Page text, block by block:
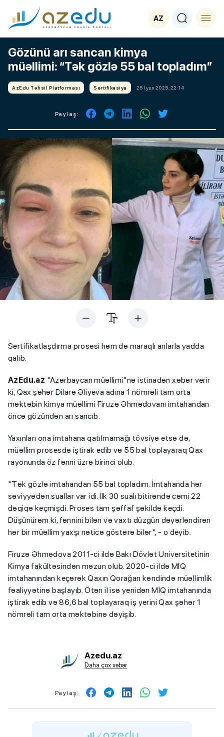
AZ
Gözünü arı sancan kimya
müəllimi: “Tək gözlə 55 bal topladım”
AzEdu Təhsil Platforması Sertifikasiya 25 İyun 2025, 22:14
Paylaş:
Sertifikatlaşdırma prosesi həm də maraqlı anlarla yadda
qalıb.
AzEdu.az "Azərbaycan müəllimi"nə istinadən xəbər verir
ki, Qax şəhər Dilarə Əliyeva adına 1 nömrəli tam orta
məktəbin kimya müəllimi Firuzə Əhmədovanı imtahandan
öncə gözündən arı sancıb.
Yaxınları ona imtahana qatılmamağı tövsiyə etsə də,
müəllim prosesdə iştirak edib və 55 bal toplayaraq Qax
rayonunda öz fənni üzrə birinci olub.
"Tək gözlə imtahandan 55 bal topladım. İmtahanda hər
səviyyədən suallar var idi. İlk 30 sualı bitirəndə cəmi 22
dəqiqə keçmişdi. Proses tam şəffaf şəkildə keçdi.
Düşünürəm ki, fənnini bilən və vaxtı düzgün dəyərləndirən
hər bir müəllim yaxşı nəticə göstərə bilər", - o deyib.
Firuzə Əhmədova 2011-ci ildə Bakı Dövlət Universitetinin
Kimya fakültəsindən məzun olub. 2020-ci ildə MİQ
imtahanından keçərək Qaxın Qorağan kəndində müəllimlik
fəaliyyətinə başlayıb. Ötən il isə yenidən MİQ imtahanında
iştirak edib və 86,6 bal toplayaraq iş yerini Qax şəhər 1
nömrəli tam orta məktəbinə dəyişib.
Azedu.az
Daha çox xəbər
Paylaş: